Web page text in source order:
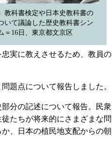
教科書検定や日本史教科書の
いて議論した歴史教科書シン
＝16日、東京都文京区
実に教えさせるため、教員の
題点について報告しました。
分の記述について報告。民衆
たちが将来的にさまざまな問
、日本の植民地支配からの朝